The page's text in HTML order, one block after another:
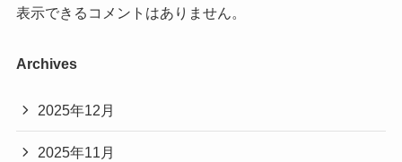
表示できるコメントはありません。
Archives
2025年12月
2025年11月